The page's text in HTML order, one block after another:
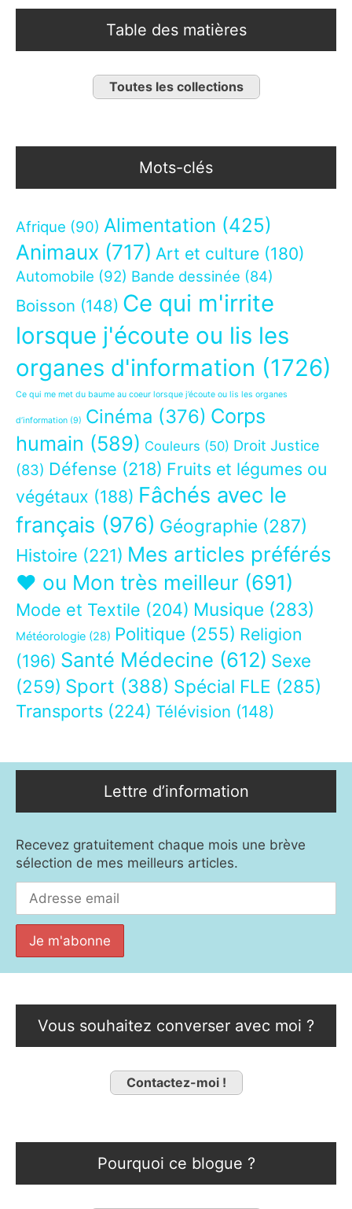
Table des matières
Toutes les collections
Mots-clés
Afrique (90) Alimentation (425)
Animaux (717) Art et culture (180)
Automobile (92) Bande dessinée (84)
Boisson (148) Ce qui m'irrite
lorsque j'écoute ou lis les
organes d'information (1726)
Ce qui me met du baume au coeur lorsque j’écoute ou lis les organes
d’information (9) Cinéma (376) Corps
humain (589) Couleurs (50) Droit Justice
(83) Défense (218) Fruits et légumes ou
végétaux (188) Fâchés avec le
français (976) Géographie (287)
Histoire (221) Mes articles préférés
❤ ou Mon très meilleur (691)
Mode et Textile (204) Musique (283)
Météorologie (28) Politique (255) Religion
(196) Santé Médecine (612) Sexe
(259) Sport (388) Spécial FLE (285)
Transports (224) Télévision (148)
Lettre d’information
Recevez gratuitement chaque mois une brève
sélection de mes meilleurs articles.
Vous souhaitez converser avec moi ?
Contactez-moi !
Pourquoi ce blogue ?